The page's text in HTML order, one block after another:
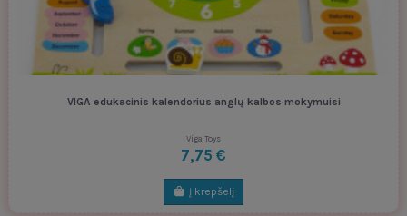
VIGA edukacinis kalendorius anglų kalbos mokymuisi
Viga Toys
7,75 €
Į krepšelį